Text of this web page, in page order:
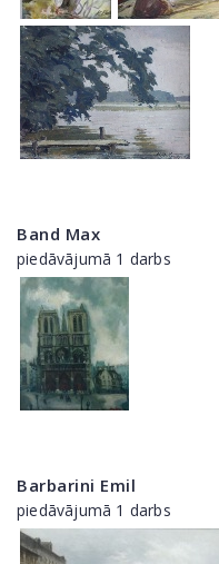
Band Max
piedāvājumā 1 darbs
Barbarini Emil
piedāvājumā 1 darbs